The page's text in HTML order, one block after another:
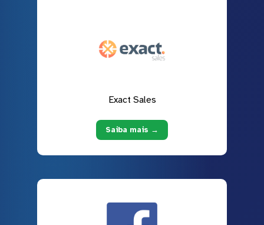
Exact Sales
Saiba mais →